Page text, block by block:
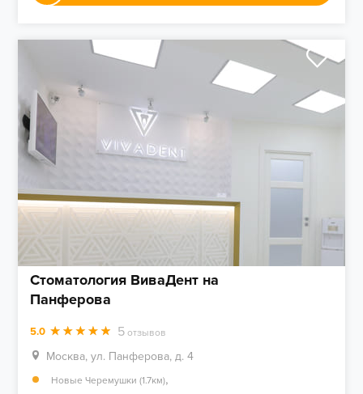
Стоматология ВиваДент на
Панферова
5.0 5 отзывов
Москва, ул. Панферова, д. 4
Новые Черемушки (1.7км),